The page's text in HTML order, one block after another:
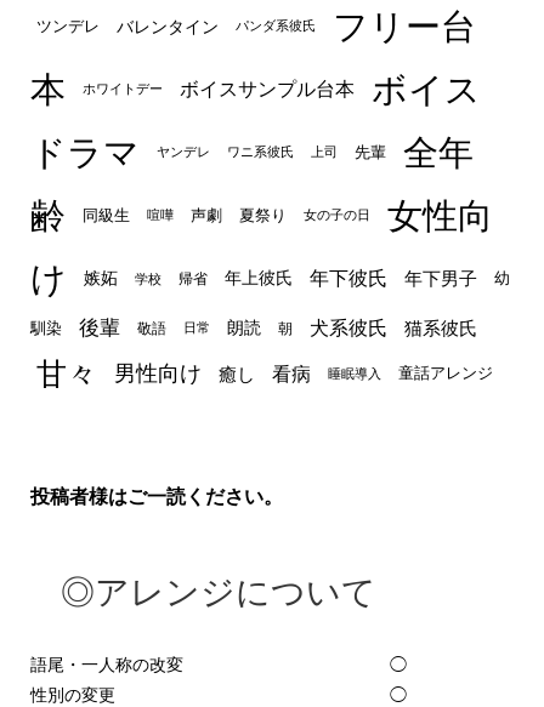
ツンデレ バレンタイン パンダ系彼氏
フリー台
本
ホワイトデー ボイスサンプル台本
ボイス
ドラマ
ヤンデレ ワニ系彼氏 上司 先輩
全年
齢
同級生 喧嘩 声劇 夏祭り 女の子の日
女性向
け
嫉妬 学校 帰省 年上彼氏 年下彼氏 年下男子 幼
馴染 後輩 敬語 日常 朗読 朝 犬系彼氏 猫系彼氏
甘々 男性向け 癒し 看病 睡眠導入 童話アレンジ
投稿者様はご一読ください。
◎アレンジについて
語尾・一人称の改変
◯
性別の変更
◯